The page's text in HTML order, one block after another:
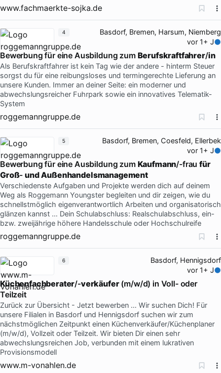
www.fachmaerkte-sojka.de
Basdorf, Bremen, Harsum, Niemberg
vor 1+ J
Bewerbung für eine Ausbildung zum Berufskraftfahrer/in
Als Berufskraftfahrer ist kein Tag wie der andere - hinterm Steuer
sorgst du für eine reibungsloses und termingerechte Lieferung an
unsere Kunden. Immer an deiner Seite: ein moderner und
abwechslungsreicher Fuhrpark sowie ein innovatives Telematik-
System
roggemanngruppe.de
4
Basdorf, Bremen, Coesfeld, Ellerbek
vor 1+ J
Bewerbung für eine Ausbildung zum Kaufmann/-fraufür
Groß-undAußenhandelsmanagement
Verschiedenste Aufgaben und Projekte werden dich auf deinem
Weg als Roggemann Youngster begleiten und dir zeigen, wie du
schnellstmöglich eigenverantwortlich Arbeiten und organisatorisch
glänzen kannst … Dein Schulabschluss: Realschulabschluss, ein-
bzw. zweijährige höhere Handelsschule oder Hochschulreife
roggemanngruppe.de
5
Basdorf, Hennigsdorf
vor 1+ J
Küchenfachberater/-verkäufer(m/w/d) in Voll- oder
Teilzeit
Zurück zur Übersicht - Jetzt bewerben … Wir suchen Dich! Für
unsere Filialen in Basdorf und Hennigsdorf suchen wir zum
nächstmöglichen Zeitpunkt einen Küchenverkäufer/Küchenplaner
(m/w/d), Vollzeit oder Teilzeit. Wir bieten Dir einen sehr
abwechslungsreichen Job, verbunden mit einem lukrativen
Provisionsmodell
www.m-vonahlen.de
6